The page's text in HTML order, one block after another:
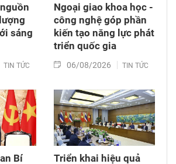
sáng
TIN TỨC
Ngoại giao khoa học -
công nghệ góp phần
kiến tạo năng lực phát
triển quốc gia
06/08/2026 TIN TỨC
Bí
Triển khai hiệu quả